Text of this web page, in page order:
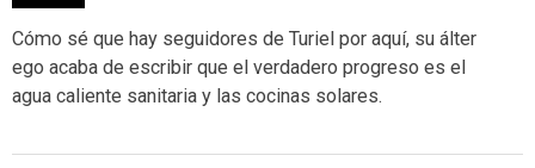
Cómo sé que hay seguidores de Turiel por aquí, su álter
ego acaba de escribir que el verdadero progreso es el
agua caliente sanitaria y las cocinas solares.